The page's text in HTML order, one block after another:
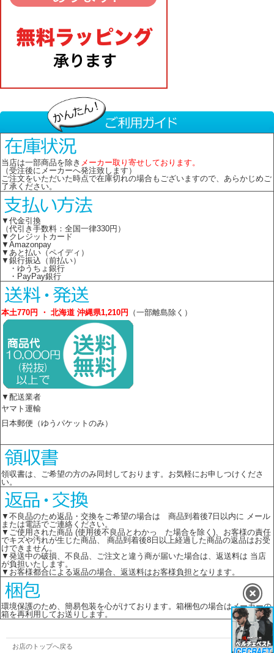
当店は一部商品を除き メーカー取り寄せしております。
（受注後にメーカーへ発注致します）
ご注文をいただいた時点で在庫切れの場合もございますので、あらかじめご
了承ください。
▼代金引換
（代引き手数料：全国一律330円）
▼クレジットカード
▼Amazonpay
▼あと払い（ペイディ）
▼銀行振込（前払い）
・ゆうちょ銀行
・PayPay銀行
本土770円 ・ 北海道 沖縄県1,210円 （一部離島除く）
▼配送業者
ヤマト運輸
日本郵便（ゆうパケットのみ）
領収書は、ご希望の方のみ同封しております。お気軽にお申しつけくださ
い。
▼不良品のため返品・交換をご希望の場合は 商品到着後7日以内に メール
または電話でご連絡ください。
▼ご使用された商品 (使用後不良品とわかっ た場合を除く)、お客様の責任
でキズや汚れが生じた商品、 商品到着後8日以上経過した商品の返品はお受
けできません。
▼発送中の破損、不良品、ご注文と違う商が届いた場合は、返送料は 当店
が負担いたします。
▼お客様都合による返品の場合、返送料はお客様負担となります。
環境保護のため、簡易包装を心がけております。箱梱包の場合はメーカーの
箱を再利用してお送りします。
お店のトップへ戻る